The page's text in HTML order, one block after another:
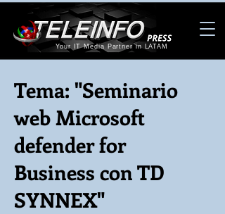
Your IT Media Partner in LATAM
Tema: "Seminario
web Microsoft
defender for
Business con TD
SYNNEX"